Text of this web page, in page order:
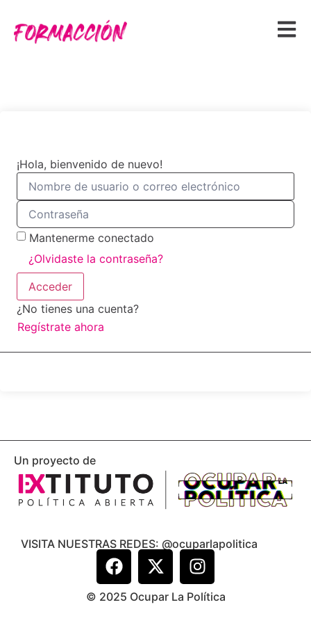
¡Hola, bienvenido de nuevo!
Mantenerme conectado
¿Olvidaste la contraseña?
Acceder
¿No tienes una cuenta?
Regístrate ahora
Un proyecto de
VISITA NUESTRAS REDES: @ocuparlapolitica
© 2025 Ocupar La Política